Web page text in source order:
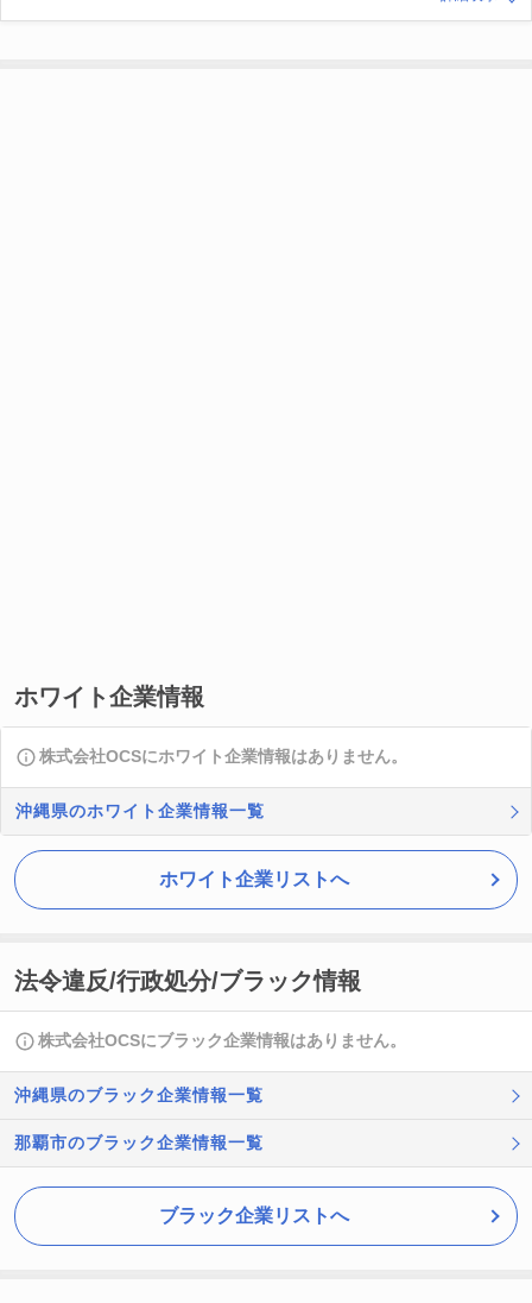
ホワイト企業情報
株式会社OCSにホワイト企業情報はありません。
沖縄県のホワイト企業情報一覧
ホワイト企業リストへ
法令違反/行政処分/ブラック情報
株式会社OCSにブラック企業情報はありません。
沖縄県のブラック企業情報一覧
那覇市のブラック企業情報一覧
ブラック企業リストへ